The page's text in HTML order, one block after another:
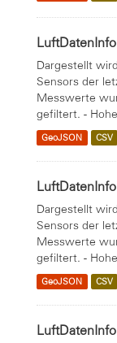
Dargestellt
Sensors der
Messwerte
gefiltert. -
GeoJSON CSV
Dargestellt
Sensors der
Messwerte
gefiltert. -
GeoJSON CSV